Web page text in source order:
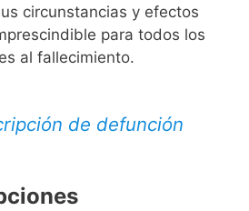
circunstancias y efectos
para todos los
al fallecimiento.
de defunción